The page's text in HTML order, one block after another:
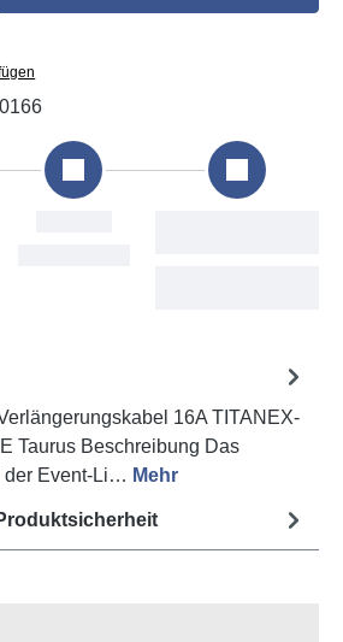
16A TITANEX-
Taurus Beschreibung Das
der Event-Li… Mehr